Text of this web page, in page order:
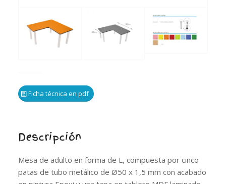
Ficha técnica en pdf
Descripción
Mesa de adulto en forma de L, compuesta por cinco
patas de tubo metálico de Ø50 x 1,5 mm con acabado